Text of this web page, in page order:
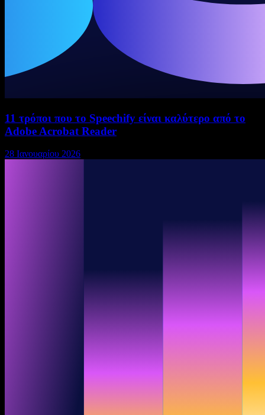
11 τρόποι που το Speechify είναι καλύτερο από το
Adobe Acrobat Reader
28 Ιανουαρίου 2026